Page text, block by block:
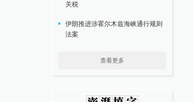
关税
伊朗推进涉霍尔木兹海峡通行规则
法案
查看更多